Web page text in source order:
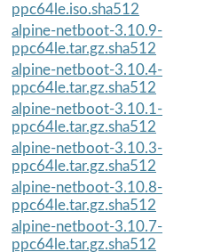
ppc64le.iso.sha512
alpine-netboot-3.10.9-
ppc64le.tar.gz.sha512
alpine-netboot-3.10.4-
ppc64le.tar.gz.sha512
alpine-netboot-3.10.1-
ppc64le.tar.gz.sha512
alpine-netboot-3.10.3-
ppc64le.tar.gz.sha512
alpine-netboot-3.10.8-
ppc64le.tar.gz.sha512
alpine-netboot-3.10.7-
ppc64le.tar.gz.sha512